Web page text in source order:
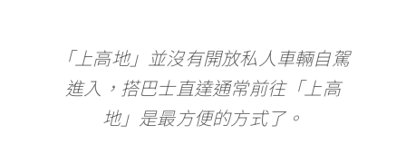
「上高地」並沒有開放私人車輛自駕
進入，搭巴士直達通常前往「上高
地」是最方便的方式了。